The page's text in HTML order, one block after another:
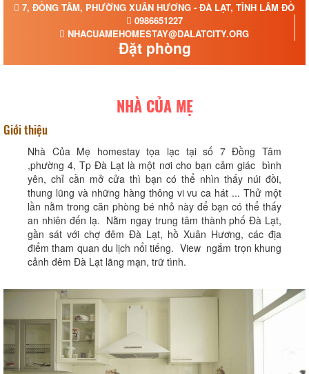
7, ĐỒNG TÂM, PHƯỜNG XUÂN HƯƠNG - ĐÀ LẠT, TỈNH LÂM ĐỒNG
0986651227
NHACUAMEHOMESTAY@DALATCITY.ORG
Đặt phòng
NHÀ CỦA MẸ
Giới thiệu
Nhà Của Mẹ homestay tọa lạc tại số 7 Đồng Tâm
,phường 4, Tp Đà Lạt là một nơi cho bạn cảm giác bình
yên, chỉ cần mở cửa thì bạn có thể nhìn thấy núi đồi,
thung lũng và những hàng thông vi vu ca hát ... Thử một
lần nằm trong căn phòng bé nhỏ này để bạn có thể thấy
an nhiên đến lạ. Nằm ngay trung tâm thành phố Đà Lạt,
gần sát với chợ đêm Đà Lạt, hồ Xuân Hương, các địa
điểm tham quan du lịch nổi tiếng. View ngắm trọn khung
cảnh đêm Đà Lạt lãng mạn, trữ tình.